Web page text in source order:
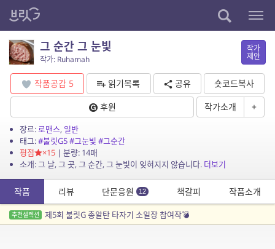
그 순간 그 눈빛
작가: Ruhamah
작가
제안
작품공감 5 읽기목록 공유
숏코드복사
후원
작가소개 +
장르:로맨스, 일반
태그:#불릿G5#그눈빛 #그순간
평점
×15| 분량: 14매
소개: 그 날, 그 곳, 그 순간, 그 눈빛이 잊혀지지 않습니다. 더보기
작품 리뷰 단문응원 12 책갈피 작품소개
추천셀렉션 제5회 불릿G 총알탄 타자기 소일장 참여작💣